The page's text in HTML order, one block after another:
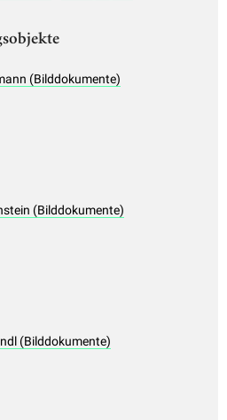
(Bilddokumente)
(Bilddokumente)
(Bilddokumente)